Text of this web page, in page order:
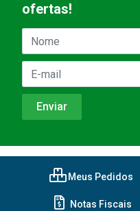
ofertas!
Meus Pedidos
Notas Fiscais